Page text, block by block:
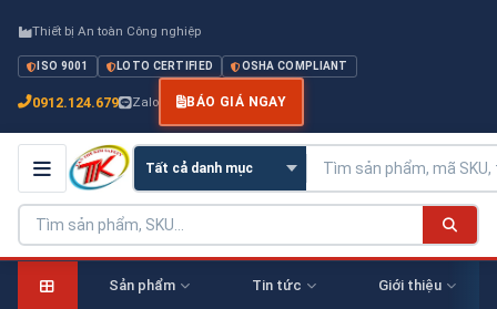
Thiết bị An toàn Công nghiệp
ISO 9001 LOTO CERTIFIED OSHA COMPLIANT
0912.124.679 Zalo BÁO GIÁ NGAY
Sản phẩm Tin tức Giới thiệu